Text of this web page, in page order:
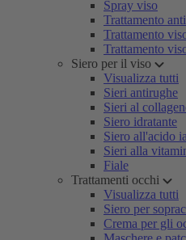
Spray viso
Trattamento
Trattamento
Trattamento
Siero per il viso
Visualizza tutti
Sieri antirughe
Sieri al
Siero idratante
Siero all'acido
Sieri alla
Fiale
Trattamenti occhi
Visualizza tutti
Siero per
Crema per gli